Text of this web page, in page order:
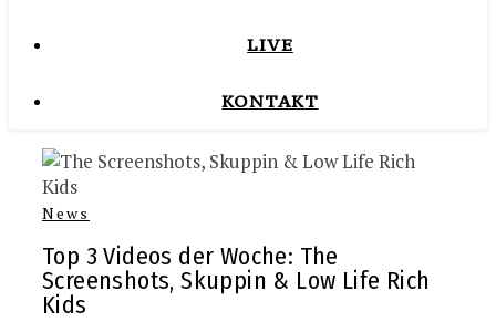
LIVE
KONTAKT
News
Top 3 Videos der Woche: The
Screenshots, Skuppin & Low Life Rich
Kids